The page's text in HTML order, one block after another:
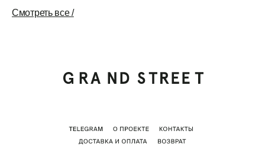
Смотреть все /